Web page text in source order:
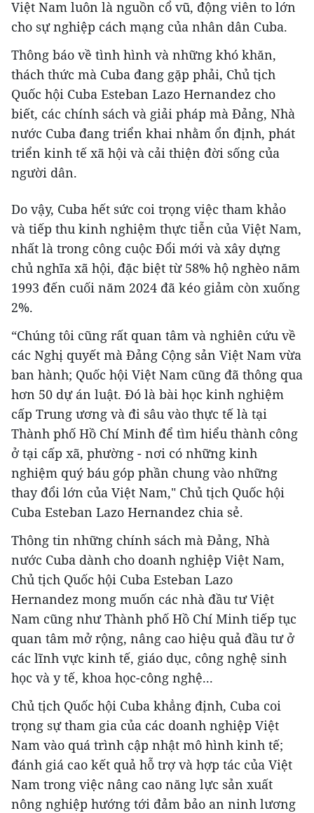
Việt Nam luôn là nguồn cổ vũ, động viên to lớn
cho sự nghiệp cách mạng của nhân dân Cuba.
Thông báo về tình hình và những khó khăn,
thách thức mà Cuba đang gặp phải, Chủ tịch
Quốc hội Cuba Esteban Lazo Hernandez cho
biết, các chính sách và giải pháp mà Đảng, Nhà
nước Cuba đang triển khai nhằm ổn định, phát
triển kinh tế xã hội và cải thiện đời sống của
người dân.
Do vậy, Cuba hết sức coi trọng việc tham khảo
và tiếp thu kinh nghiệm thực tiễn của Việt Nam,
nhất là trong công cuộc Đổi mới và xây dựng
chủ nghĩa xã hội, đặc biệt từ 58% hộ nghèo năm
1993 đến cuối năm 2024 đã kéo giảm còn xuống
2%.
“Chúng tôi cũng rất quan tâm và nghiên cứu về
các Nghị quyết mà Đảng Cộng sản Việt Nam vừa
ban hành; Quốc hội Việt Nam cũng đã thông qua
hơn 50 dự án luật. Đó là bài học kinh nghiệm
cấp Trung ương và đi sâu vào thực tế là tại
Thành phố Hồ Chí Minh để tìm hiểu thành công
ở tại cấp xã, phường - nơi có những kinh
nghiệm quý báu góp phần chung vào những
thay đổi lớn của Việt Nam," Chủ tịch Quốc hội
Cuba Esteban Lazo Hernandez chia sẻ.
Thông tin những chính sách mà Đảng, Nhà
nước Cuba dành cho doanh nghiệp Việt Nam,
Chủ tịch Quốc hội Cuba Esteban Lazo
Hernandez mong muốn các nhà đầu tư Việt
Nam cũng như Thành phố Hồ Chí Minh tiếp tục
quan tâm mở rộng, nâng cao hiệu quả đầu tư ở
các lĩnh vực kinh tế, giáo dục, công nghệ sinh
học và y tế, khoa học-công nghệ...
Chủ tịch Quốc hội Cuba khẳng định, Cuba coi
trọng sự tham gia của các doanh nghiệp Việt
Nam vào quá trình cập nhật mô hình kinh tế;
đánh giá cao kết quả hỗ trợ và hợp tác của Việt
Nam trong việc nâng cao năng lực sản xuất
nông nghiệp hướng tới đảm bảo an ninh lương